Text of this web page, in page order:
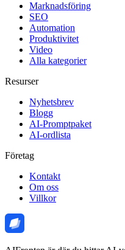
Marknadsföring
SEO
Automation
Produktivitet
Video
Alla kategorier
Resurser
Nyhetsbrev
Blogg
AI-Promptpaket
AI-ordlista
Företag
Kontakt
Om oss
Villkor